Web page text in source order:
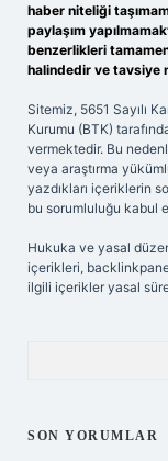
haber niteliği
paylaşım
benzerlikleri
halindedir ve tavsiye
Sitemiz, 5651 Sayılı
Kurumu (BTK)
vermektedir. Bu
veya araştırma
yazdıkları içeriklerin
bu sorumluluğu kabul
Hukuka ve yasal
içerikleri,
ilgili içerikler yasal
SON YORUMLAR